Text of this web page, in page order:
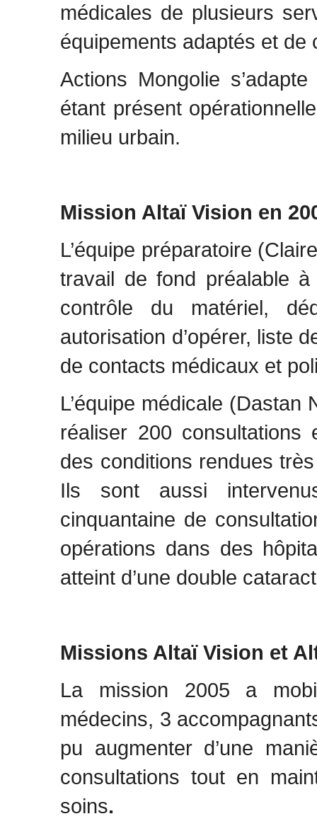
médicales de plusieurs
équipements adaptés et de
Actions Mongolie
étant présent
milieu urbain.
Mission Altaï Vision en
L’équipe préparatoire
travail de fond préalable
contrôle du matériel,
autorisation d’opérer, liste
de contacts médicaux et
L’équipe médicale
réaliser 200 consultations
des conditions rendues
Ils sont aussi
cinquantaine de
opérations dans des
atteint d’une double
Missions Altaï Vision et
La mission 2005 a
médecins, 3
pu augmenter d’une
consultations tout en
soins.